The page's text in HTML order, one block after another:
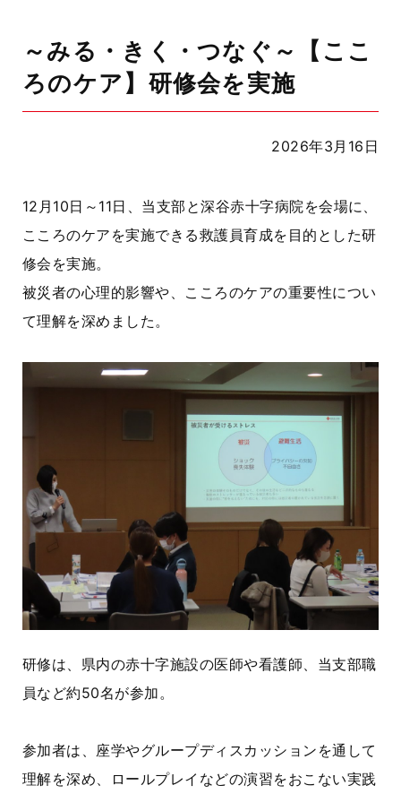
～みる・きく・つなぐ～【ここ
ろのケア】研修会を実施
2026年3月16日
12月10日～11日、当支部と深谷赤十字病院を会場に、
こころのケアを実施できる救護員育成を目的とした研
修会を実施。
被災者の⼼理的影響や、こころのケアの重要性につい
て理解を深めました。
研修は、県内の赤十字施設の医師や看護師、当支部職
員など約50名が参加。
参加者は、座学やグループディスカッションを通して
理解を深め、ロールプレイなどの演習をおこない実践